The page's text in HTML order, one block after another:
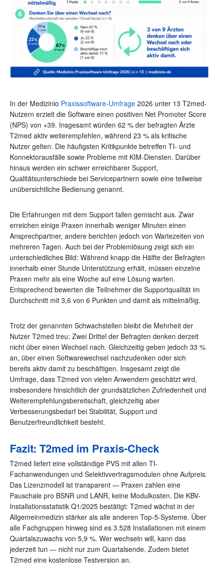
In der Medizinio Praxissoftware-Umfrage 2026 unter 13 T2med-
Nutzern erzielt die Software einen positiven Net Promoter Score
(NPS) von +39. Insgesamt würden 62 % der befragten Ärzte
T2med aktiv weiterempfehlen, während 23 % als kritische
Nutzer gelten. Die häufigsten Kritikpunkte betreffen TI- und
Konnektorausfälle sowie Probleme mit KIM-Diensten. Darüber
hinaus werden ein schwer erreichbarer Support,
Qualitätsunterschiede bei Servicepartnern sowie eine teilweise
unübersichtliche Bedienung genannt.
Die Erfahrungen mit dem Support fallen gemischt aus. Zwar
erreichen einige Praxen innerhalb weniger Minuten einen
Ansprechpartner, andere berichten jedoch von Wartezeiten von
mehreren Tagen. Auch bei der Problemlösung zeigt sich ein
unterschiedliches Bild: Während knapp die Hälfte der Befragten
innerhalb einer Stunde Unterstützung erhält, müssen einzelne
Praxen mehr als eine Woche auf eine Lösung warten.
Entsprechend bewerten die Teilnehmer die Supportqualität im
Durchschnitt mit 3,6 von 6 Punkten und damit als mittelmäßig.
Trotz der genannten Schwachstellen bleibt die Mehrheit der
Nutzer T2med treu: Zwei Drittel der Befragten denken derzeit
nicht über einen Wechsel nach. Gleichzeitig geben jedoch 33 %
an, über einen Softwarewechsel nachzudenken oder sich
bereits aktiv damit zu beschäftigen. Insgesamt zeigt die
Umfrage, dass T2med von vielen Anwendern geschätzt wird,
insbesondere hinsichtlich der grundsätzlichen Zufriedenheit und
Weiterempfehlungsbereitschaft, gleichzeitig aber
Verbesserungsbedarf bei Stabilität, Support und
Benutzerfreundlichkeit besteht.
Fazit: T2med im Praxis-Check
T2med liefert eine vollständige PVS mit allen TI-
Fachanwendungen und Selektivvertragsmodulen ohne Aufpreis.
Das Lizenzmodell ist transparent — Praxen zahlen eine
Pauschale pro BSNR und LANR, keine Modulkosten. Die KBV-
Installationsstatistik Q1/2025 bestätigt: T2med wächst in der
Allgemeinmedizin stärker als alle anderen Top-5-Systeme. Über
alle Fachgruppen hinweg sind es 3.528 Installationen mit einem
Quartalszuwachs von 5,9 %. Wer wechseln will, kann das
jederzeit tun — nicht nur zum Quartalsende. Zudem bietet
T2med eine kostenlose Testversion an.